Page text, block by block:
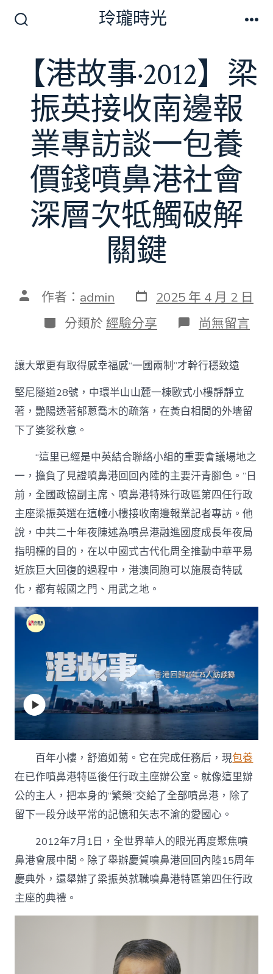
玲瓏時光
【港故事·2012】梁
振英接收南邊報
業專訪談一包養
價錢噴鼻港社會
深層次牴觸破解
關鍵
文 作者： admin 發
表
日
期
2025 年 4 月 2 日
分
類
分類於 經驗分享 在
〈【港
事
·2012】
梁
振
英
接
邊
報
業
專
訪
談
一
包
養
價
錢
鼻
會
層
次
牴
觸
破
解
關
鍵〉
中
尚無留言
讓大眾更有取得感幸福感“一國兩制”才幹行穩致遠
堅尼隧道28號，中環半山山麓一棟歐式小樓靜靜立
著，艷陽透著郁蔥喬木的疏落，在黃白相間的外墻留
下了婆娑秋意。
“這里已經是中英結合聯絡小組的重要會議場地之
一，擔負了見證噴鼻港回回內陸的主要汗青腳色。”日
前，全國政協副主席、噴鼻港特殊行政區第四任行政
主座梁振英選在這幢小樓接收南邊報業記者專訪。他
說，中共二十年夜陳述為噴鼻港融進國度成長年夜局
指明標的目的，在以中國式古代化周全推動中華平易
近族巨大回復的過程中，港澳同胞可以施展奇特感
化，都有報國之門、用武之地。
百年小樓，舒適如菊。它在完成任務后，現包養
在已作噴鼻港特區後任行政主座辦公室。就像這里辦
公的主人，把本身的“繁榮”交給了全部噴鼻港，除了
留下一段分歧平常的記憶和矢志不渝的愛國心。
2012年7月1日，全世界華人的眼光再度聚焦噴
鼻港會展中間。除了舉辦慶賀噴鼻港回回內陸15周年
慶典外，還舉辦了梁振英就職噴鼻港特區第四任行政
主座的典禮。